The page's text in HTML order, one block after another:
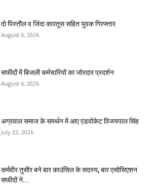
दो पिस्तौल व जिंदा कारतूस सहित युवक गिरफ्तार
August 6, 2026
सफीदों में बिजली कर्मचारियों का जोरदार प्रदर्शन
August 6, 2026
अग्रवाल समाज के समर्थन में आए एडवोकेट विजयपाल सिंह
July 22, 2026
कर्मवीर तुसीर बने बार काउंसिल के सदस्य, बार एसोसिएशन
सफीदों ने...